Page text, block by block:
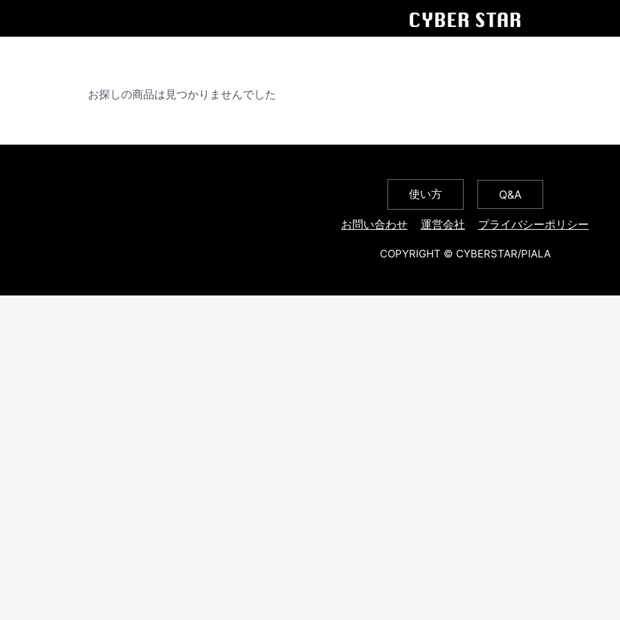
お探しの商品は見つかりませんでした
使い方 Q&A
お問い合わせ 運営会社 プライバシーポリシー
COPYRIGHT © CYBERSTAR/PIALA